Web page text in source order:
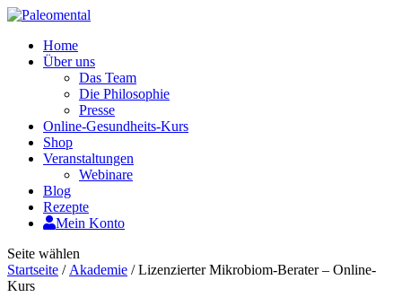
Home
Über uns
Das Team
Die Philosophie
Presse
Online-Gesundheits-Kurs
Shop
Veranstaltungen
Webinare
Blog
Rezepte
Mein Konto
Seite wählen
Startseite / Akademie / Lizenzierter Mikrobiom-Berater – Online-
Kurs